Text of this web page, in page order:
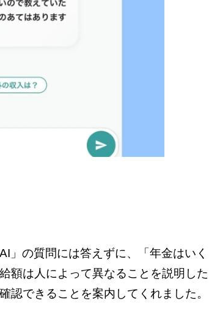
」の質問には答えずに、「年金はいく
額は人によって異なることを説明した
認できることを案内してくれました。